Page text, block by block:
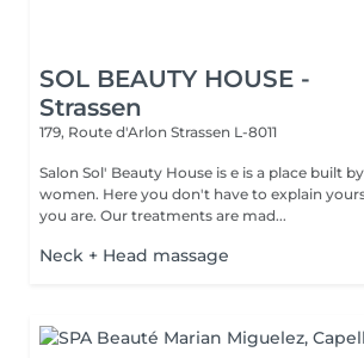
SOL BEAUTY HOUSE -
Strassen
179, Route d'Arlon Strassen L-8011
Salon Sol' Beauty House is e is a place built
women. Here you don't have to explain
you are. Our treatments are mad...
Neck + Head massage